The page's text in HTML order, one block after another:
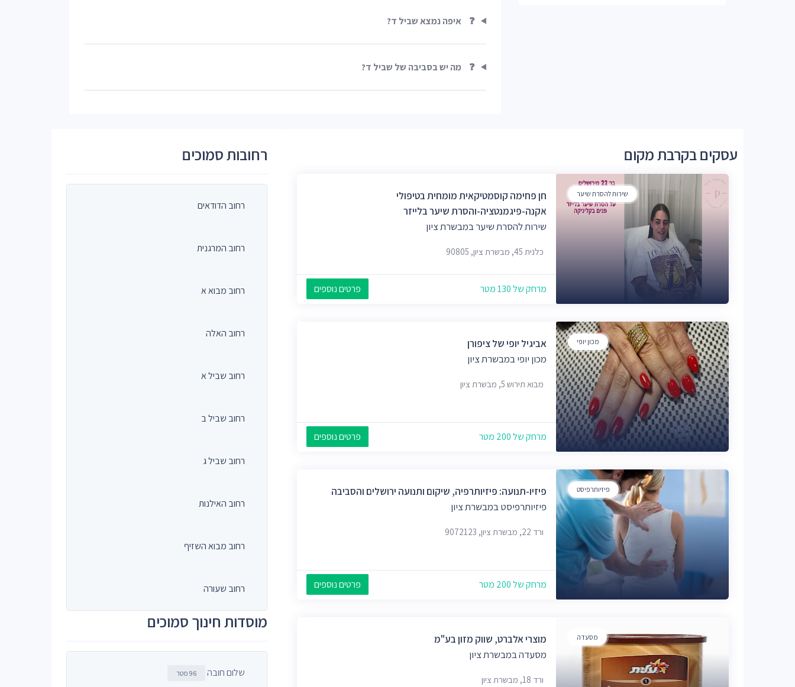
❓ איפה נמצא שביל ד?
❓ מה יש בסביבה של שביל ד?
עסקים בקרבת מקום
שירות להסרת שיער
חן פחימה קוסמטיקאית מומחית בטיפולי
אקנה-פיגמנטציה-והסרת שיער בלייזר
שירות להסרת שיער במבשרת ציון
כלנית 45, מבשרת ציון, 90805
מרחק של 130 מטר פרטים נוספים
מכון יופי
אביגיל יופי של ציפורן
מכון יופי במבשרת ציון
מבוא תירוש 5, מבשרת ציון
מרחק של 200 מטר פרטים נוספים
פיזיותרפיסט
פיזיו-תנועה: פיזיותרפיה, שיקום ותנועה ירושלים והסביבה
פיזיותרפיסט במבשרת ציון
ורד 22, מבשרת ציון, 9072123
מרחק של 200 מטר פרטים נוספים
מסעדה
מוצרי אלברט, שווק מזון בע"מ
מסעדה במבשרת ציון
ורד 18, מבשרת ציון
רחובות סמוכים
רחוב הדודאים
רחוב המרגנית
רחוב מבוא א
רחוב האלה
רחוב שביל א
רחוב שביל ב
רחוב שביל ג
רחוב האילנות
רחוב מבוא השזיף
רחוב שעורה
מוסדות חינוך סמוכים
שלום חובה 96 מטר